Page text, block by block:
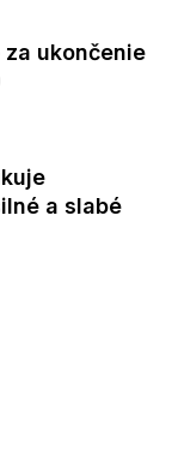
ukončenie
a slabé